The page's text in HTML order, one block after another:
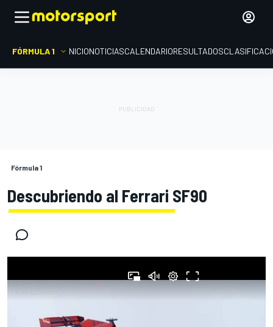
FÓRMULA 1 INICIONOTICIASCALENDARIORESULTADOS
Fórmula 1
Descubriendo al Ferrari SF90